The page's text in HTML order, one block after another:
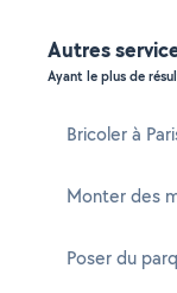
Autres
Ayant le plus de
Bricoler à
Monter des
Poser du